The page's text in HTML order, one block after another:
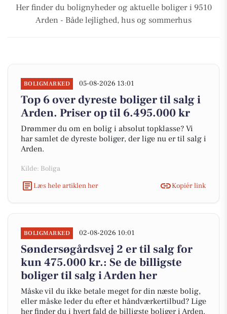
Her finder du bolignyheder og aktuelle boliger i 9510
Arden - Både lejlighed, hus og sommerhus
BOLIGMARKED 05-08-2026 13:01
Top 6 over dyreste boliger til salg i
Arden. Priser op til 6.495.000 kr
Drømmer du om en bolig i absolut topklasse? Vi
har samlet de dyreste boliger, der lige nu er til salg i
Arden.
Kilde: Boliga
Læs hele artiklen her
Kopiér link
BOLIGMARKED 02-08-2026 10:01
Søndersøgårdsvej 2 er til salg for
kun 475.000 kr.: Se de billigste
boliger til salg i Arden her
Måske vil du ikke betale meget for din næste bolig,
eller måske leder du efter et håndværkertilbud? Lige
her finder du i hvert fald de billigste boliger i Arden.